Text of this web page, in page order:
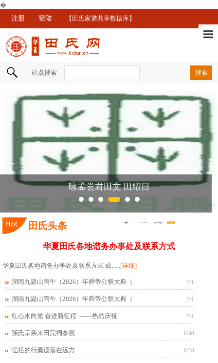
�
注册
登陆 【田氏家谱共享数据库】
站点搜索
咏孟尝君田文 田绍日
田氏头条
华夏田氏各地谱务办事处及联系方式
华夏田氏各地谱务办事处及联系方式 成......[详细]
湖南九嶷山丙午（2026）年舜帝公祭大典（ 7/1
湖南九嶷山丙午（2026）年舜帝公祭大典（ 7/1
红心永向党 奋进新征程 ——热烈庆祝 7/1
孫氏宗亲来田完祠参观 6/30
忆祖的行囊遗落在远方 6/28